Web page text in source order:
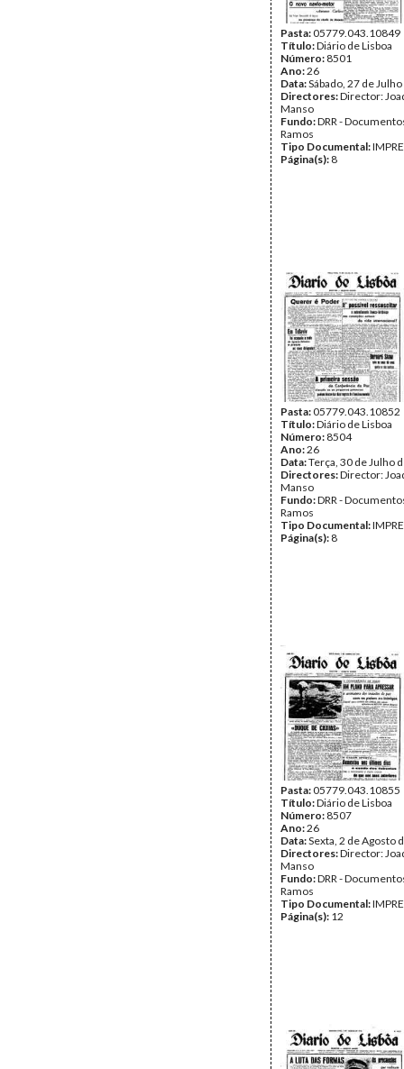
Pasta:05779.043.10849
Título:Diário de Lisboa
Número: 8501
Ano:26
Data:Sábado, 27 de
Directores:Director:
Manso
Fundo:DRR -
Ramos
Tipo Documental:
Página(s): 8
Pasta:05779.043.10852
Título:Diário de Lisboa
Número: 8504
Ano:26
Data:Terça, 30 de Julho
Directores:Director:
Manso
Fundo:DRR -
Ramos
Tipo Documental:
Página(s): 8
Pasta:05779.043.10855
Título:Diário de Lisboa
Número: 8507
Ano:26
Data:Sexta, 2 de Agosto
Directores:Director:
Manso
Fundo:DRR -
Ramos
Tipo Documental:
Página(s): 12